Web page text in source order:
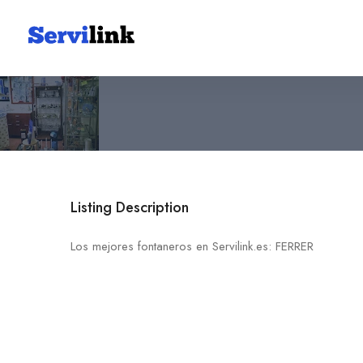
FERRER
Listing Description
Los mejores fontaneros en Servilink.es: FERRER